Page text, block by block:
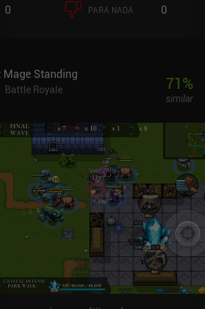
especiales para matar a los oponentes y
El juego cuenta con tres
y partidas privadas contra amigos.
2 y 10 minutos, lo que es perfecto para
Las llaves sirven para subir de nivel a
comprar nuevos héroes con habilidades
personalizar a cada héroe
piezas de equipo para crear diferentes
general de jugadores. Me gustó la
le falta pulido y más jugadores, lo cual
aún es un juego indie nuevo. El lado
con mandos externos y los controles
e iAPs para skins cosméticos y llaves. Esto
de pago desbloquear héroes más rápido,
siendo justo en general. El juego
0 PARA NADA 0
Mage Standing
Battle Royale
71%
similar